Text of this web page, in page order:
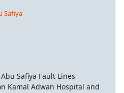
Safiya
Safiya Fault Lines
Kamal Adwan Hospital and